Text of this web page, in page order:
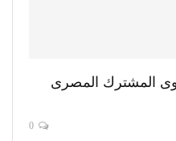
المشترك المصرى